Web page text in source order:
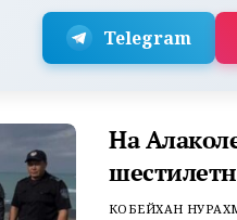
Telegram
На
КОБЕЙХАН